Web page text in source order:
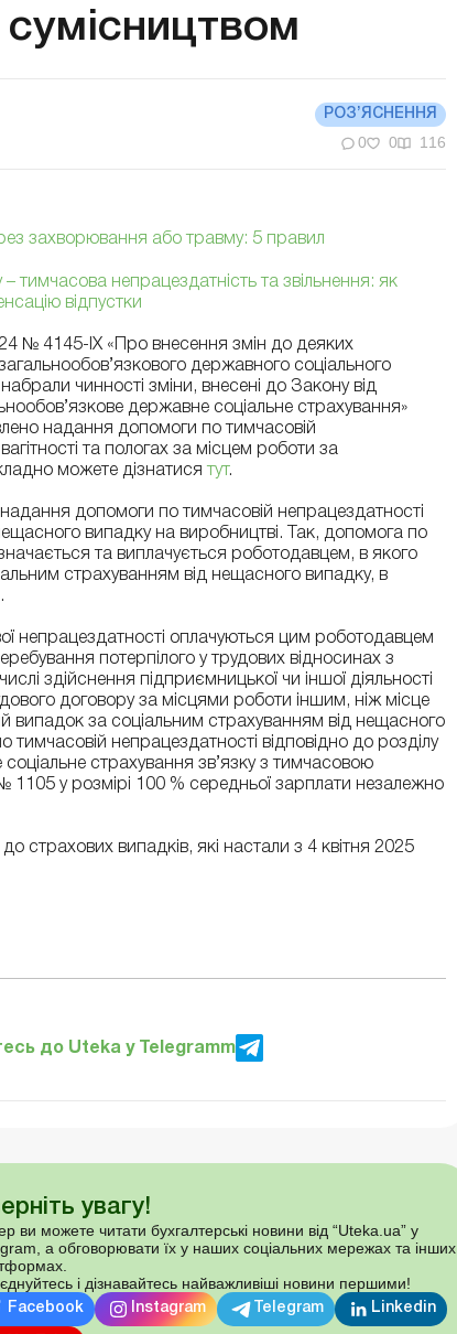
РОЗ’ЯСНЕННЯ
0 0 116
захворювання або травму: 5 правил
тимчасова непрацездатність та звільнення: як
відпустки
№ 4145-ІХ «Про внесення змін до деяких
державного соціального
чинності зміни, внесені до Закону від
державне соціальне страхування»
надання допомоги по тимчасовій
та пологах за місцем роботи за
можете дізнатися тут.
допомоги по тимчасовій непрацездатності
випадку на виробництві. Так, допомога по
та виплачується роботодавцем, в якого
страхуванням від нещасного випадку, в
непрацездатності оплачуються цим роботодавцем
потерпілого у трудових відносинах з
здійснення підприємницької чи іншої діяльності
договору за місцями роботи іншим, ніж місце
випадок за соціальним страхуванням від нещасного
тимчасовій непрацездатності відповідно до розділу
страхування зв’язку з тимчасовою
1105 у розмірі 100 % середньої зарплати незалежно
страхових випадків, які настали з 4 квітня 2025
до Uteka у Telegramm
увагу!
ви можете читати бухгалтерські новини від “Uteka.ua” у
а обговорювати їх у наших соціальних мережах та інших
і дізнавайтесь найважливіші новини першими!
Facebook Instagram Telegram Linkedin